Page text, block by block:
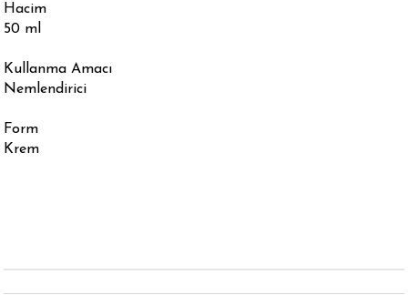
Hacim
50 ml
Kullanma Amacı
Nemlendirici
Form
Krem